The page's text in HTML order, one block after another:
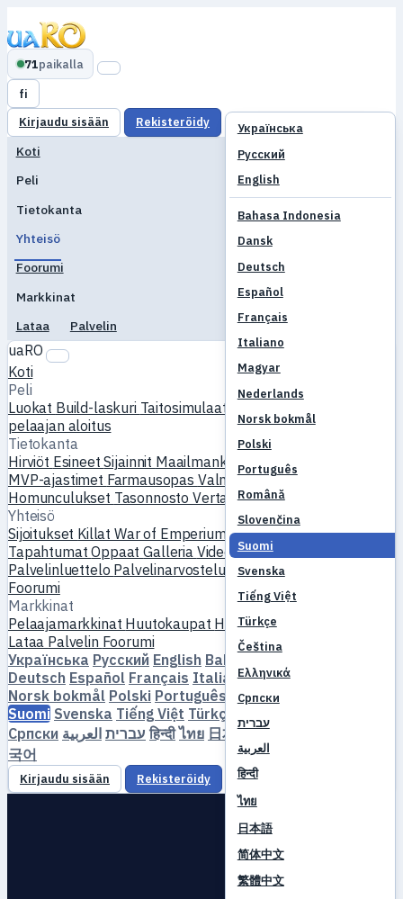
71paikalla
fi
Українська
Русский
English
Bahasa Indonesia
Dansk
Deutsch
Español
Français
Italiano
Magyar
Nederlands
Norsk bokmål
Polski
Português
Română
Slovenčina
Suomi
Svenska
Tiếng Việt
Türkçe
Čeština
Ελληνικά
Српски
עברית
العربية
हिन्दी
ไทย
日本語
简体中文
繁體中文
Kirjaudu sisään Rekisteröidy
Koti
Peli
Tietokanta
Yhteisö
Foorumi
Markkinat
Lataa
Palvelin
uaRO
Koti
Peli
Luokat Build-laskuri Taitosimulaattori
pelaajan aloitus
Tietokanta
Hirviöt EsineetSijainnit Maailmankartta Taitotietokanta
MVP-ajastimet Farmausopas Valmistus & taonta
Homunculukset TasonnostoVertaaMekaniikat
Yhteisö
Sijoitukset Killat War of EmperiumPelaajaprofiilitHäät
TapahtumatOppaatGalleria Video Blogit
Palvelinluettelo Palvelinarvostelut
Kumppanit
Foorumi
Markkinat
Pelaajamarkkinat Huutokaupat Hintatrendit
Lataa Palvelin Foorumi
Українська Русский English Bahasa Indonesia
Deutsch Español Français Italiano Magyar
Norsk bokmål Polski Português Română
Suomi Svenska Tiếng Việt Türkçe
Српски
עברית العربية हिन्दी ไทย 日本語 简体中文
국어
Kirjaudu sisään Rekisteröidy